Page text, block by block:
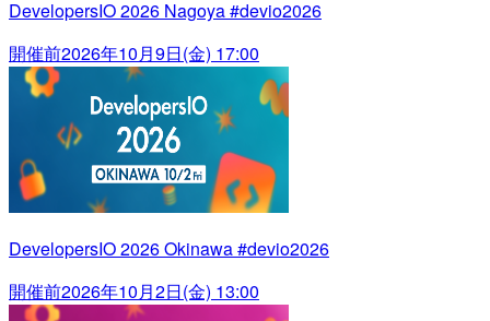
DevelopersIO 2026 Nagoya #devio2026
開催前2026年10月9日(金) 17:00
DevelopersIO 2026 Okinawa #devio2026
開催前2026年10月2日(金) 13:00